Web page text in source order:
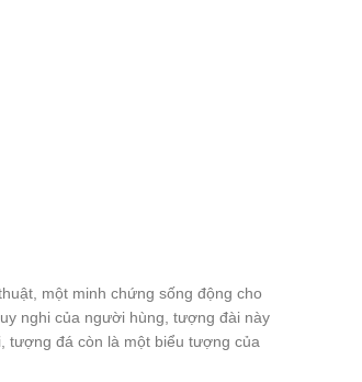
một minh chứng sống động cho
nghi của người hùng, tượng đài này
tượng đá còn là một biểu tượng của